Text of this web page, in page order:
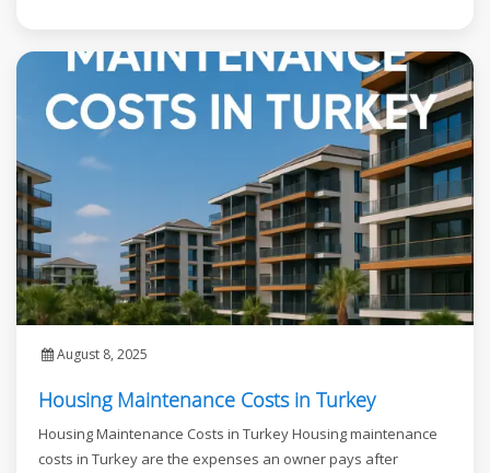
August 8, 2025
Housing Maintenance Costs in Turkey
Housing Maintenance Costs in Turkey Housing maintenance
costs in Turkey are the expenses an owner pays after